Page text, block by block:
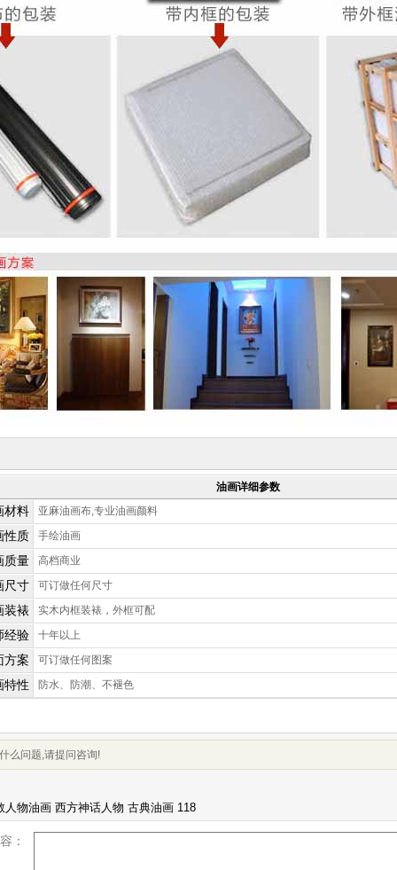
油画详细参数
材料 亚麻油画布,专业油画颜料
性质 手绘油画
质量 高档商业
尺寸 可订做任何尺寸
装裱 实木内框装裱，外框可配
经验 十年以上
方案 可订做任何图案
特性 防水、防潮、不褪色
么问题,请提问咨询!
：